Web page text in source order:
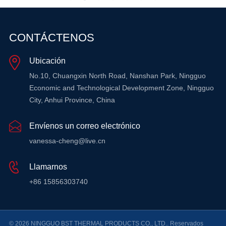
MÁS
CONTÁCTENOS
Ubicación
No.10, Chuangxin North Road, Nanshan Park, Ningguo
Economic and Technological Development Zone, Ningguo
City, Anhui Province, China
Envíenos un correo electrónico
vanessa-cheng@live.cn
Llamarnos
+86 15856303740
© 2026 NINGGUO BST THERMAL PRODUCTS CO., LTD.. Reservados